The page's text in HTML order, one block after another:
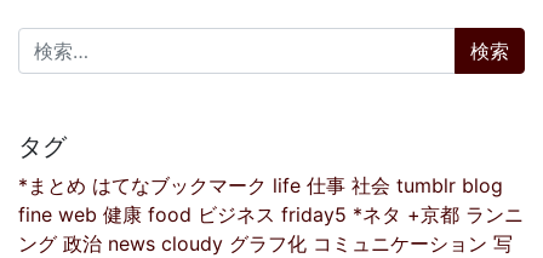
検索:
タグ
*まとめ はてなブックマーク life 仕事 社会 tumblr blog
fine web 健康 food ビジネス friday5 *ネタ +京都 ランニ
ング 政治 news cloudy グラフ化 コミュニケーション 写